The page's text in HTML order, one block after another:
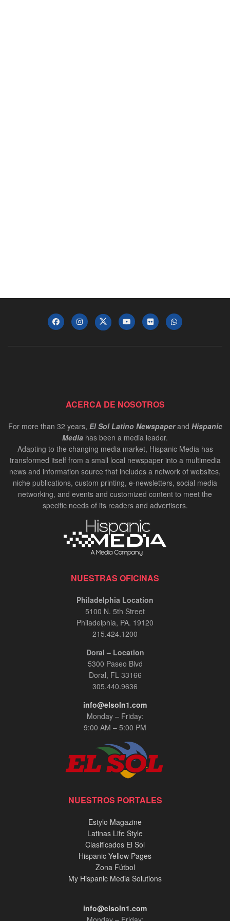
ACERCA DE NOSOTROS
For more than 32 years, El Sol Latino Newspaperand Hispanic
Media has been a media leader.
Adapting to the changing media market, Hispanic Media has
transformed itself from a small local newspaper into a multimedia
news and information source that includes a network of websites,
niche publications, custom printing, e-newsletters, social media
networking, and events and customized content to meet the
specific needs of its readers and advertisers.
NUESTRAS OFICINAS
Philadelphia Location
5100 N. 5th Street
Philadelphia, PA. 19120
215.424.1200
Doral – Location
5300 Paseo Blvd
Doral, FL 33166
305.440.9636
info@elsoln1.com
Monday – Friday:
9:00 AM – 5:00 PM
NUESTROS PORTALES
Estylo Magazine
Latinas Life Style
Clasificados El Sol
Hispanic Yellow Pages
Zona Fútbol
My Hispanic Media Solutions
info@elsoln1.com